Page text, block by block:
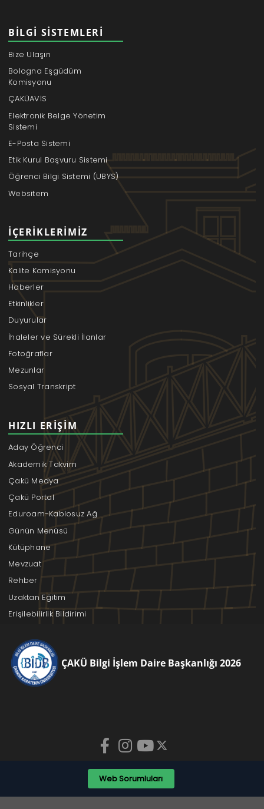
BILGI SISTEMLERI
Bize Ulaşın
Bologna Eşgüdüm
Komisyonu
ÇAKÜAVİS
Elektronik Belge Yönetim
Sistemi
E-Posta Sistemi
Etik Kurul Başvuru Sistemi
Öğrenci Bilgi Sistemi (UBYS)
Websitem
İÇERIKLERIMIZ
Tarihçe
Kalite Komisyonu
Haberler
Etkinlikler
Duyurular
İhaleler ve Sürekli İlanlar
Fotoğraflar
Mezunlar
Sosyal Transkript
HIZLI ERIŞIM
Aday Öğrenci
Akademik Takvim
Çakü Medya
Çakü Portal
Eduroam-Kablosuz Ağ
Günün Menüsü
Kütüphane
Mevzuat
Rehber
Uzaktan Eğitim
Erişilebilirlik Bildirimi
ÇAKÜ Bilgi İşlem Daire Başkanlığı 2026
Web Sorumluları